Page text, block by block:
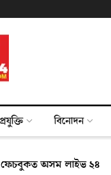
প্ৰযুক্তি বিনোদন
ফেচবুকত অসম লাইভ ২৪